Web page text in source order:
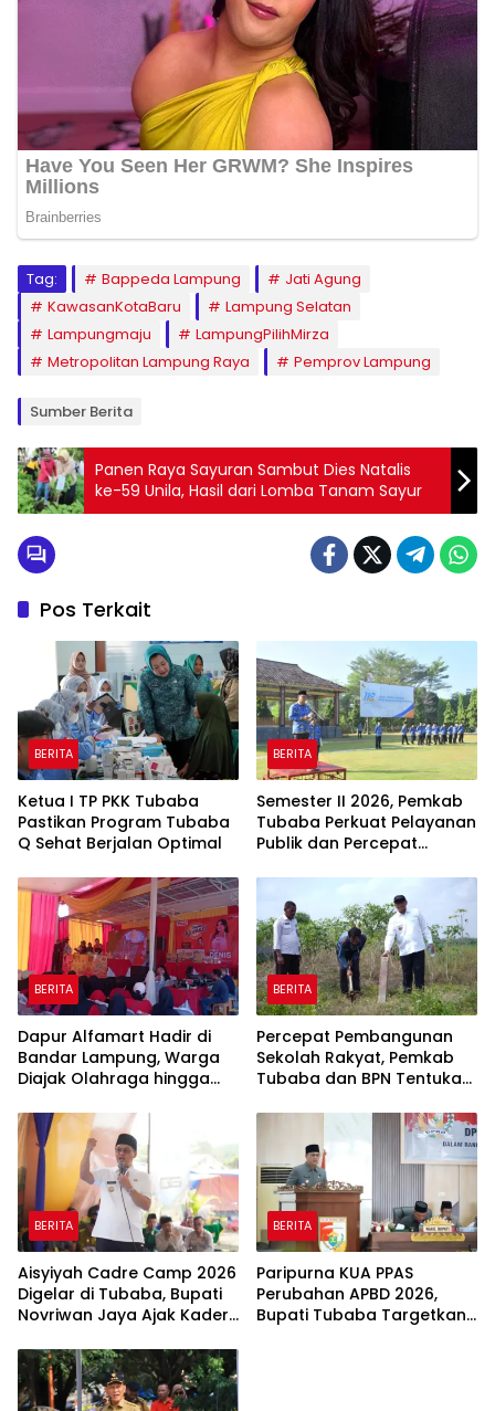
Tag: Bappeda Lampung
Jati Agung
KawasanKotaBaru
Lampung Selatan
Lampungmaju
LampungPilihMirza
Metropolitan Lampung Raya
Pemprov Lampung
Sumber Berita
Panen Raya Sayuran Sambut Dies Natalis
ke-59 Unila, Hasil dari Lomba Tanam Sayur
Pos Terkait
BERITA
Ketua I TP PKK Tubaba
Pastikan Program Tubaba
Q Sehat Berjalan Optimal
BERITA
Semester II 2026, Pemkab
Tubaba Perkuat Pelayanan
Publik dan Percepat
BERITA
Dapur Alfamart Hadir di
Bandar Lampung, Warga
Diajak Olahraga hingga
BERITA
Percepat Pembangunan
Sekolah Rakyat, Pemkab
Tubaba dan BPN Tentukan
BERITA
Aisyiyah Cadre Camp 2026
Digelar di Tubaba, Bupati
Novriwan Jaya Ajak Kader
Pembangunan
BERITA
Paripurna KUA PPAS
Perubahan APBD 2026,
Bupati Tubaba Targetkan